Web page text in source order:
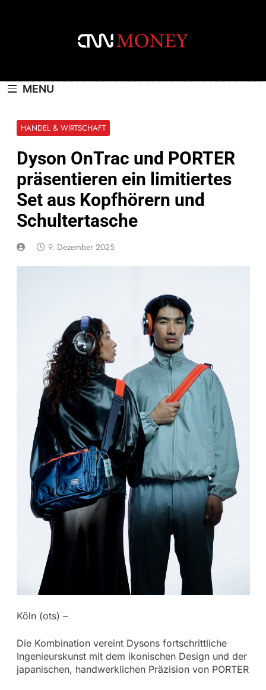
MENU
HANDEL & WIRTSCHAFT
Dyson OnTrac und PORTER
präsentieren ein limitiertes
Set aus Kopfhörern und
Schultertasche
9. Dezember 2025
Köln (ots) –
Die Kombination vereint Dysons fortschrittliche
Ingenieurskunst mit dem ikonischen Design und der
japanischen, handwerklichen Präzision von PORTER